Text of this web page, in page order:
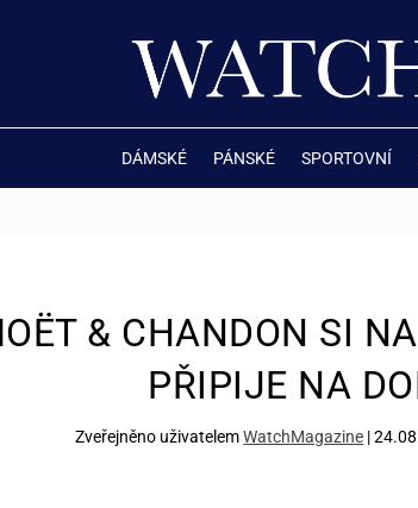
DÁMSKÉ PÁNSKÉ SPORTOVNÍ
& CHANDON SI
PŘIPIJE NA
Zveřejněno uživatelemWatchMagazine |